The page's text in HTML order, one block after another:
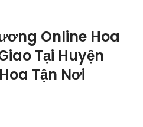
Online Hoa
Tại Huyện
Tận Nơi